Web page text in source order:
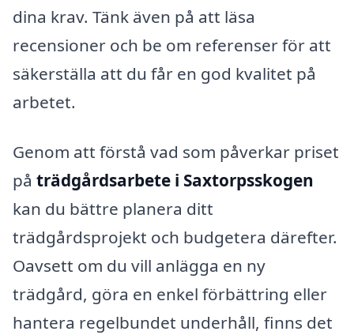
dina krav. Tänk även på att läsa
recensioner och be om referenser för att
säkerställa att du får en god kvalitet på
arbetet.
Genom att förstå vad som påverkar priset
på trädgårdsarbete i Saxtorpsskogen
kan du bättre planera ditt
trädgårdsprojekt och budgetera därefter.
Oavsett om du vill anlägga en ny
trädgård, göra en enkel förbättring eller
hantera regelbundet underhåll, finns det